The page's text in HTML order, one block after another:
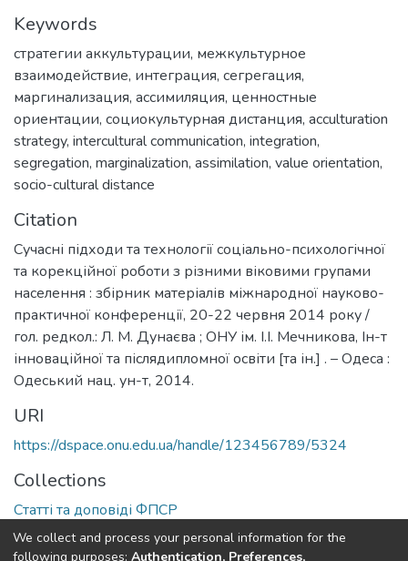
Keywords
стратегии аккультурации, межкультурное
взаимодействие, интеграция, сегрегация,
маргинализация, ассимиляция, ценностные
ориентации, социокультурная дистанция, acculturation
strategy, intercultural communication, integration,
segregation, marginalization, assimilation, value orientation,
socio-cultural distance
Citation
Сучасні підходи та технології соціально-психологічної
та корекційної роботи з різними віковими групами
населення : збірник матеріалів міжнародної науково-
практичної конференції, 20-22 червня 2014 року /
гол. редкол.: Л. М. Дунаєва ; ОНУ ім. І.І. Мечникова, Ін-т
інноваційної та післядипломної освіти [та ін.] . – Одеса :
Одеський нац. ун-т, 2014.
URI
https://dspace.onu.edu.ua/handle/123456789/5324
Collections
Статті та доповіді ФПСР
Full item page
We collect and process your personal information for the
following purposes: Authentication, Preferences,